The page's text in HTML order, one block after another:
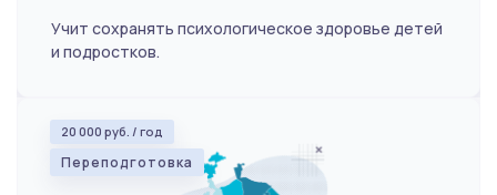
Учит сохранять психологическое здоровье детей
и подростков.
20 000 руб. / год
Переподготовка